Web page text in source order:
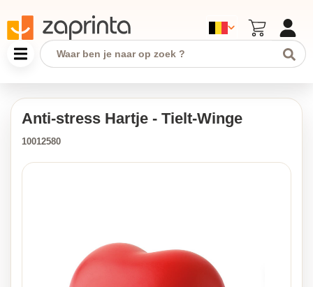
Anti-stress Hartje - Tielt-Winge
10012580